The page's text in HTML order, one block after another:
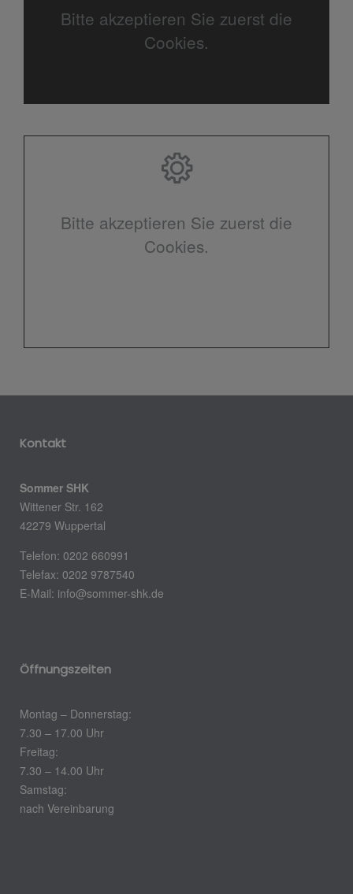
Bitte akzeptieren Sie zuerst die
Cookies.
Bitte akzeptieren Sie zuerst die
Cookies.
Kontakt
Sommer SHK
Wittener Str. 162
42279 Wuppertal
Telefon: 0202 660991
Telefax: 0202 9787540
E-Mail: info@sommer-shk.de
Öffnungszeiten
Montag – Donnerstag:
7.30 – 17.00 Uhr
Freitag:
7.30 – 14.00 Uhr
Samstag:
nach Vereinbarung